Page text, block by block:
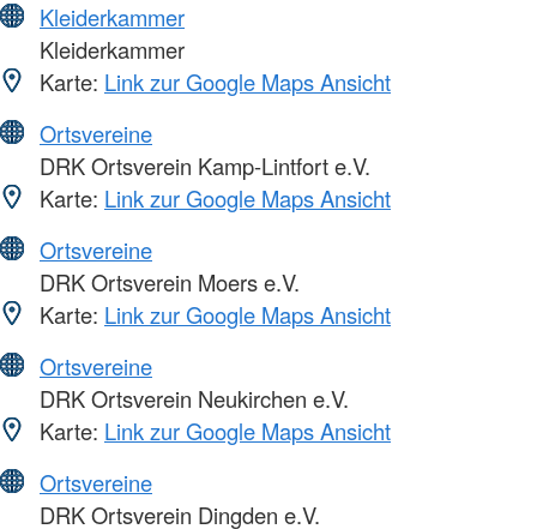
Kleiderkammer
Kleiderkammer
Karte: Link zur Google Maps Ansicht
Ortsvereine
DRK Ortsverein Kamp-Lintfort e.V.
Karte: Link zur Google Maps Ansicht
Ortsvereine
DRK Ortsverein Moers e.V.
Karte: Link zur Google Maps Ansicht
Ortsvereine
DRK Ortsverein Neukirchen e.V.
Karte: Link zur Google Maps Ansicht
Ortsvereine
DRK Ortsverein Dingden e.V.